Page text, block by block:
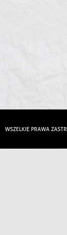
WSZELKIE PRAWA